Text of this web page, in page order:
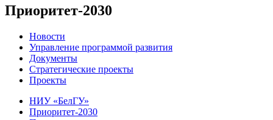
Приоритет-2030
Новости
Управление программой развития
Документы
Стратегические проекты
Проекты
НИУ «БелГУ»
Приоритет-2030